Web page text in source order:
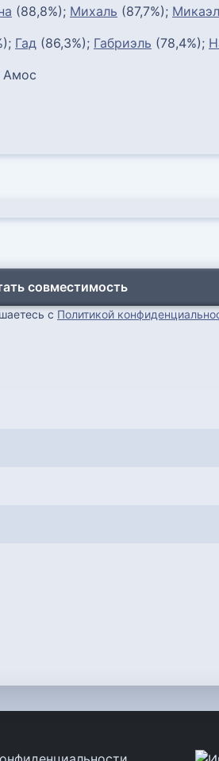
(88,8%); Михаль (87,7%);
Гад (86,3%); Габриэль (78,4%);
Амос
совместимость
с Политикой